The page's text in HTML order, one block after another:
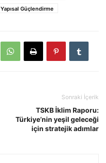
Yapısal Güçlendirme
Sonraki İçerik
TSKB İklim Raporu:
Türkiye’nin yeşil geleceği
için stratejik adımlar